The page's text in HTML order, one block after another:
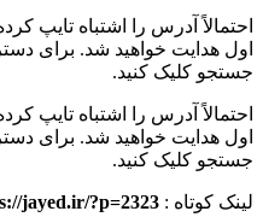
احتمالاً آدرس را اشتباه تایپ
اول هدایت خواهید شد. برای
جستجو کلیک کنید.
احتمالاً آدرس را اشتباه تایپ
اول هدایت خواهید شد. برای
جستجو کلیک کنید.
لینک کوتاه : jayed.ir/?p=2323